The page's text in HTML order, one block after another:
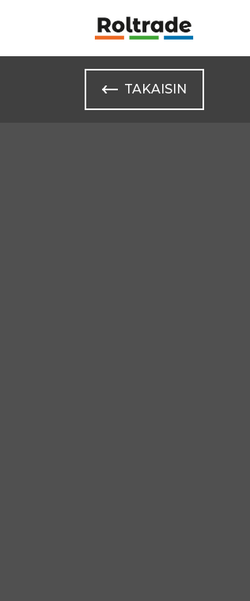
TAKAISIN